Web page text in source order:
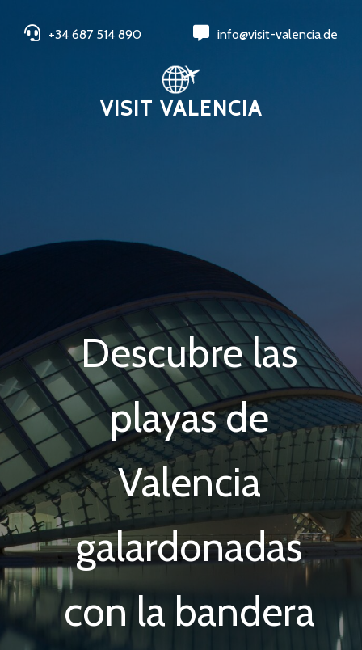
+34 687 514 890 info@visit-valencia.de
VISIT VALENCIA
Descubre las
playas de
Valencia
galardonadas
con la bandera